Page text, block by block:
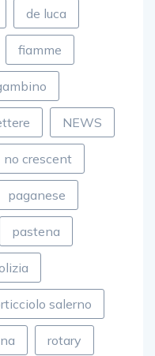
de luca
fiamme
NEWS
no crescent
paganese
pastena
salerno
rotary